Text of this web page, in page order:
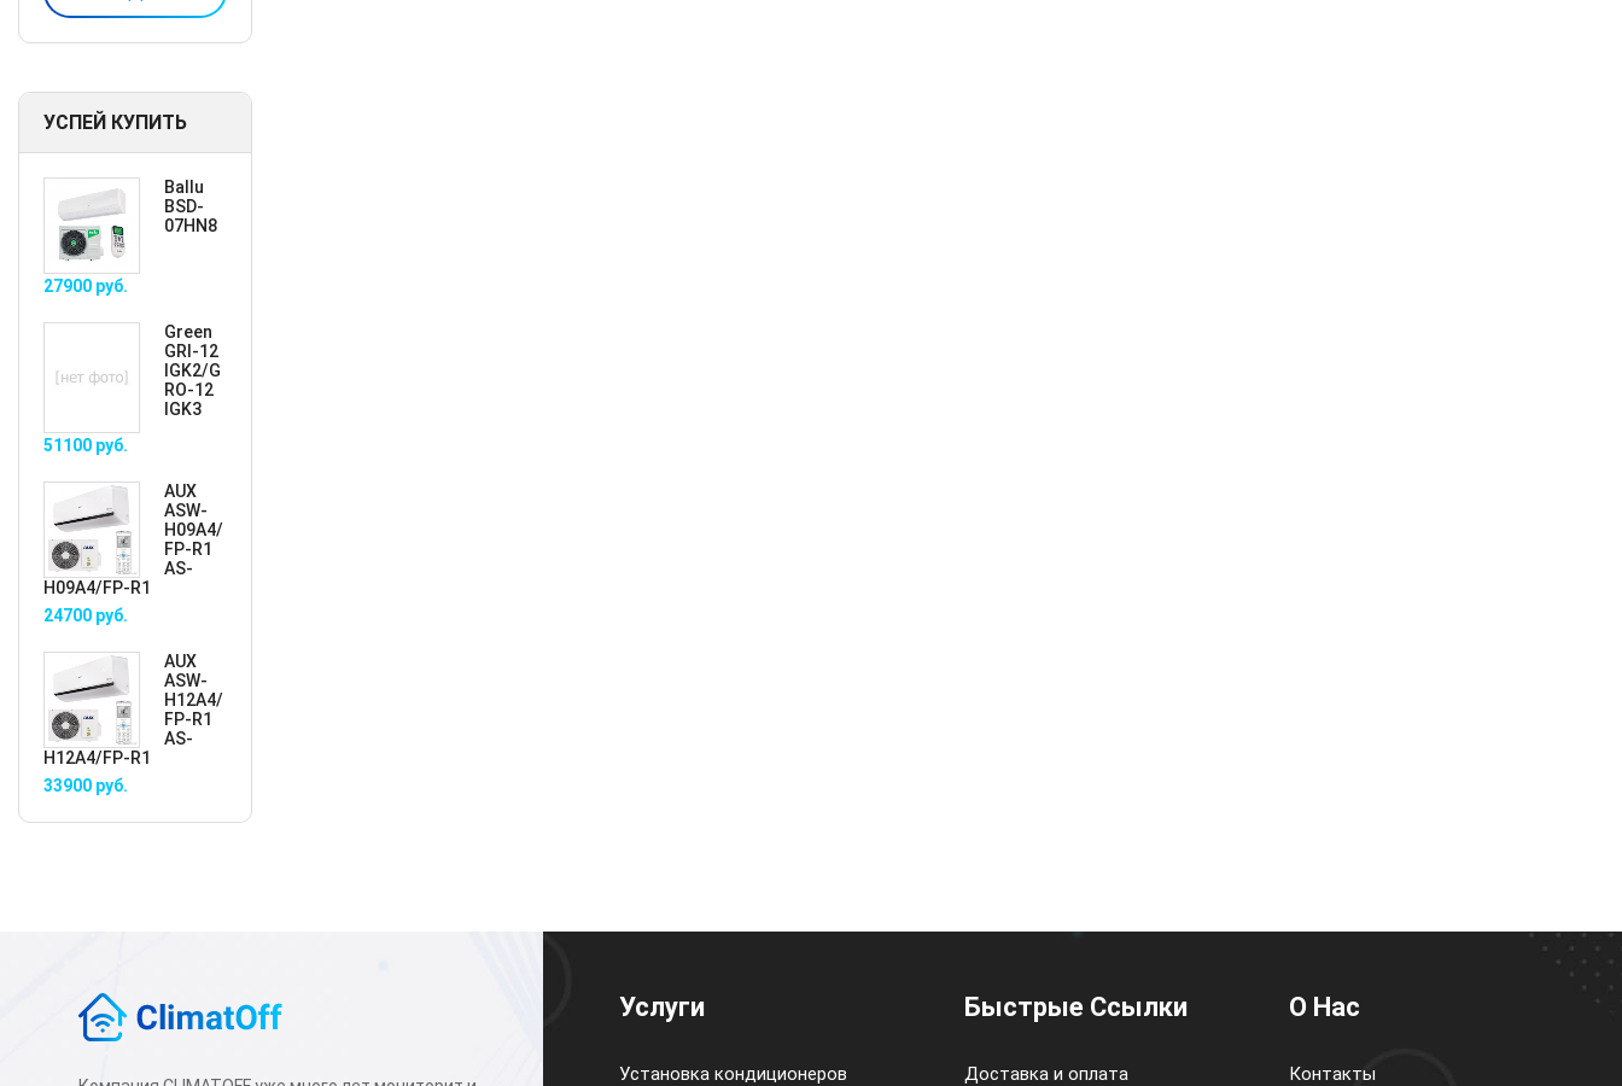
УСПЕЙ КУПИТЬ
Ballu
BSD-
07HN8
27900 руб.
Green
GRI-12
IGK2/G
RO-12
IGK3
51100 руб.
AUX
ASW-
H09A4/
FP-R1
AS-
H09A4/FP-R1
24700 руб.
AUX
ASW-
H12A4/
FP-R1
AS-
H12A4/FP-R1
33900 руб.
Услуги
Установка кондиционеров
Быстрые Ссылки
Доставка и оплата
О Нас
Контакты